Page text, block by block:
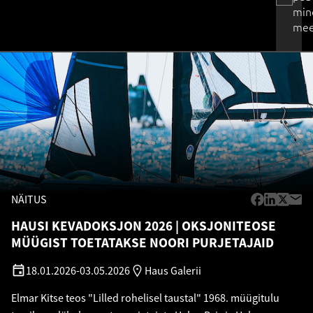
NÄITUS
HAUSI KEVADOKSJON 2026 OKSJONITEOSE
MÜÜGIST TOETATAKSE NOORI PURJETAJAID
18.01.2026-03.05.2026
Haus Galerii
Elmar Kitse teos "Lilled rohelisel taustal" 1968. müügitulu